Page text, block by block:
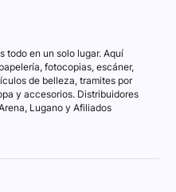
todo en un solo lugar. Aquí
fotocopias, escáner,
de belleza, tramites por
y accesorios. Distribuidores
Lugano y Afiliados